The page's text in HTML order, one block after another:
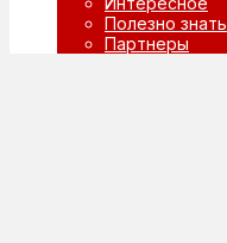
Полезно знать
Партнеры